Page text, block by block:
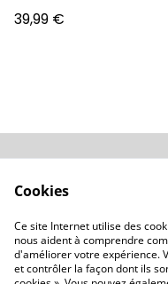
39,99 €
Politique de
Cookies
Ce site Internet utilise des
nous aident à comprendre
d'améliorer votre expérience.
et contrôler la façon dont ils